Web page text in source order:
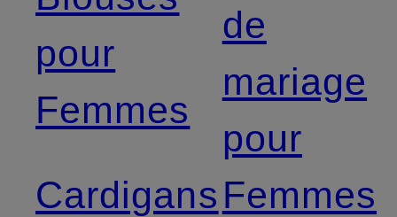
pour
Femmes
Cardigans
de
mariage
pour
Femmes